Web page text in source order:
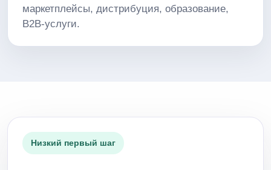
маркетплейсы, дистрибуция, образование,
B2B-услуги.
Низкий первый шаг